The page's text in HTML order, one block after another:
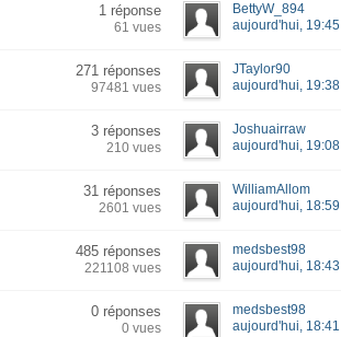
1 réponse
61 vues
BettyW_894
aujourd'hui, 19:45
271 réponses
97481 vues
JTaylor90
aujourd'hui, 19:38
3 réponses
210 vues
Joshuairraw
aujourd'hui, 19:08
31 réponses
2601 vues
WilliamAllom
aujourd'hui, 18:59
485 réponses
221108 vues
medsbest98
aujourd'hui, 18:43
0 réponses
0 vues
medsbest98
aujourd'hui, 18:41